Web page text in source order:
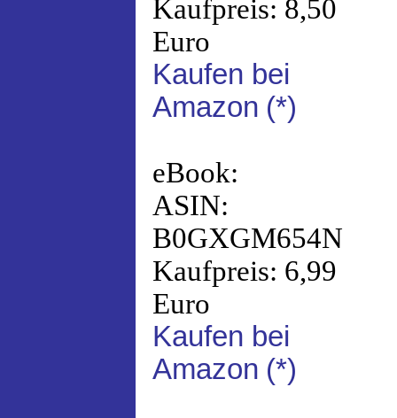
Kaufpreis: 8,50
Euro
Kaufen bei
Amazon (*)
eBook:
ASIN:
B0GXGM654N
Kaufpreis: 6,99
Euro
Kaufen bei
Amazon (*)